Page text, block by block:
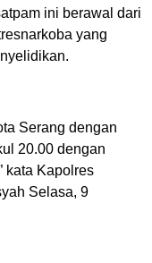
ini berawal dari
yang
Serang dengan
20.00 dengan
kata Kapolres
Selasa, 9